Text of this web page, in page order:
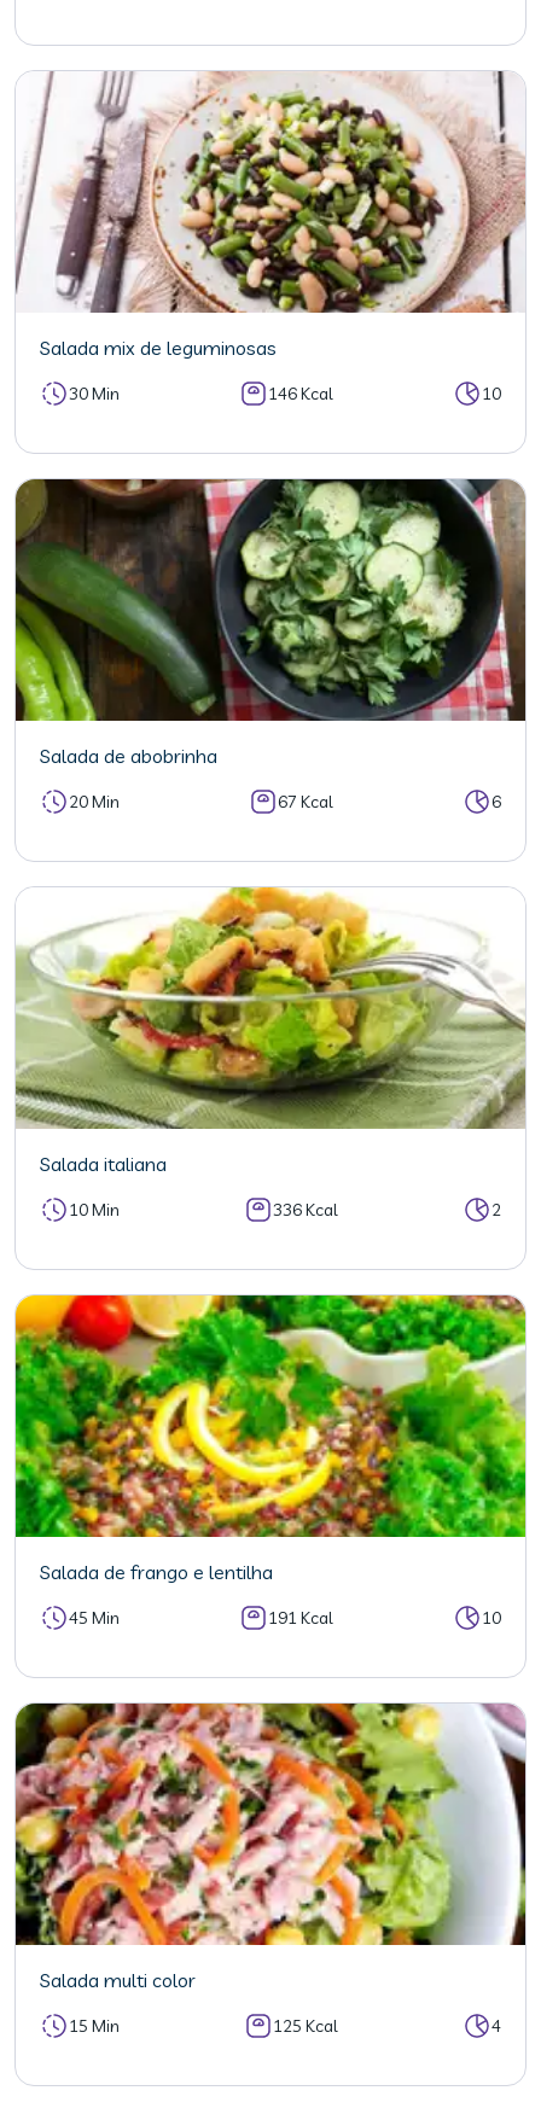
Salada mix de leguminosas
30 Min 146 Kcal 10
Salada de abobrinha
20 Min 67 Kcal 6
Salada italiana
10 Min 336 Kcal 2
Salada de frango e lentilha
45 Min 191 Kcal 10
Salada multi color
15 Min 125 Kcal 4